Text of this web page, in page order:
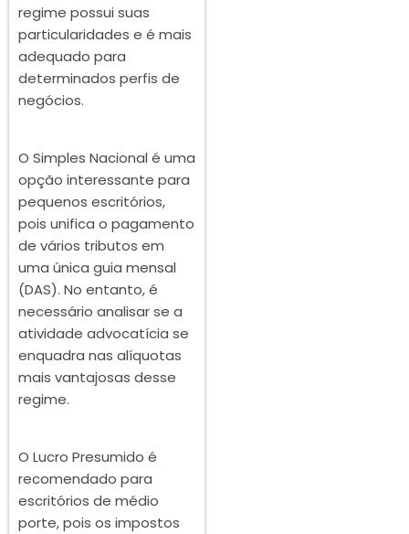
regime possui suas
particularidades e é mais
adequado para
determinados perfis de
negócios.
O Simples Nacional é uma
opção interessante para
pequenos escritórios,
pois unifica o pagamento
de vários tributos em
uma única guia mensal
(DAS). No entanto, é
necessário analisar se a
atividade advocatícia se
enquadra nas alíquotas
mais vantajosas desse
regime.
O Lucro Presumido é
recomendado para
escritórios de médio
porte, pois os impostos